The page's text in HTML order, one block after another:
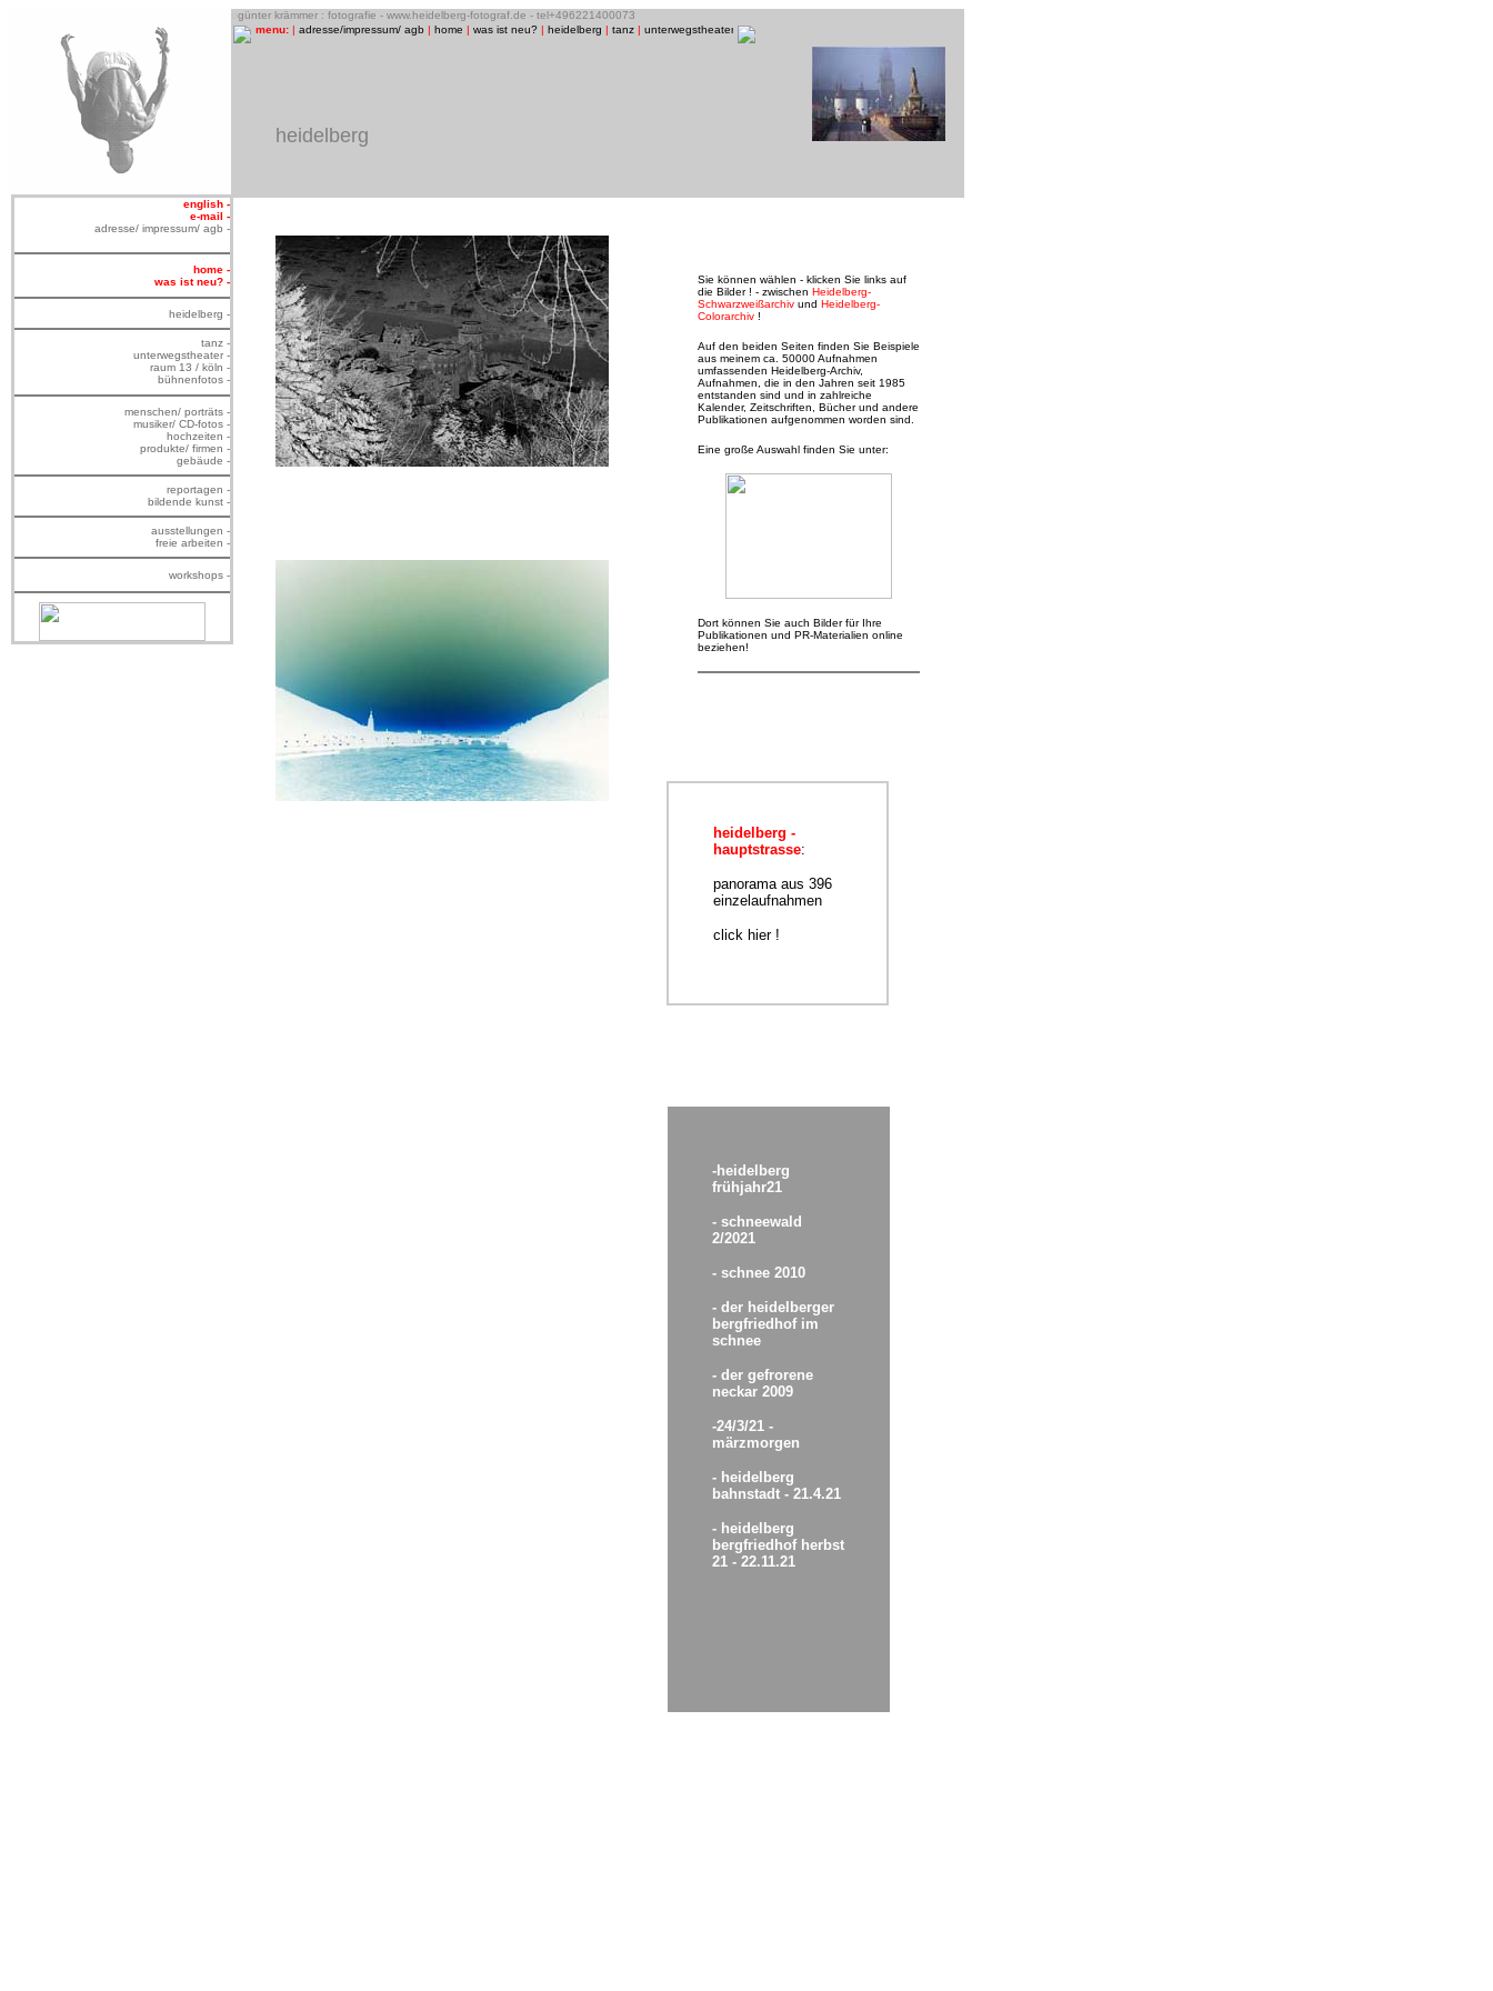
günter krämmer : fotografie - www.heidelberg-fotograf.de - tel+496221400073
menu: | adresse/impressum/ agb | home | was ist neu? | heidelberg | tanz | unterwegstheater |raum13
heidelberg
heidelberg -
hauptstrasse:
panorama aus 396
einzelaufnahmen
click hier !
-heidelberg
frühjahr21
- schneewald
2/2021
- schnee 2010
- der heidelberger
bergfriedhof im
schnee
- der gefrorene
neckar 2009
-24/3/21 -
märzmorgen
- heidelberg
bahnstadt - 21.4.21
- heidelberg
bergfriedhof herbst
21 - 22.11.21
Sie können wählen - klicken Sie links auf
die Bilder ! - zwischen Heidelberg-
Schwarzweißarchiv und Heidelberg-
Colorarchiv !
Auf den beiden Seiten finden Sie Beispiele
aus meinem ca. 50000 Aufnahmen
umfassenden Heidelberg-Archiv,
Aufnahmen, die in den Jahren seit 1985
entstanden sind und in zahlreiche
Kalender, Zeitschriften, Bücher und andere
Publikationen aufgenommen worden sind.
Eine große Auswahl finden Sie unter:
Dort können Sie auch Bilder für Ihre
Publikationen und PR-Materialien online
beziehen!
english -
e-mail -
adresse/ impressum/ agb -
home -
was ist neu? -
heidelberg -
tanz -
unterwegstheater -
raum 13 / köln -
bühnenfotos -
menschen/ porträts -
musiker/ CD-fotos -
hochzeiten -
produkte/ firmen -
gebäude -
reportagen -
bildende kunst -
ausstellungen -
freie arbeiten -
workshops -